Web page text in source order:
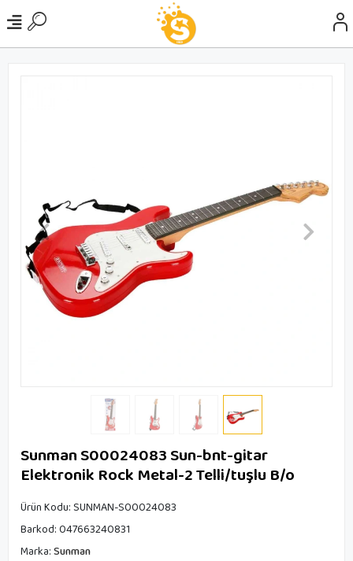
Sunman S00024083 Sun-bnt-gitar
Elektronik Rock Metal-2 Telli/tuşlu B/o
Ürün Kodu:SUNMAN-S00024083
Barkod:047663240831
Marka:Sunman